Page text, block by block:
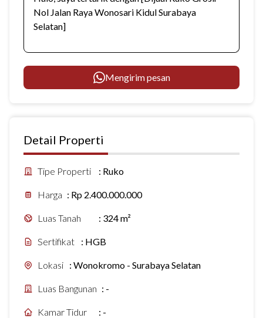
Mengirim pesan
Detail Properti
Tipe Properti : Ruko
Harga : Rp 2.400.000.000
Luas Tanah : 324 m²
Sertifikat : HGB
Lokasi : Wonokromo - Surabaya Selatan
Luas Bangunan : -
Kamar Tidur : -